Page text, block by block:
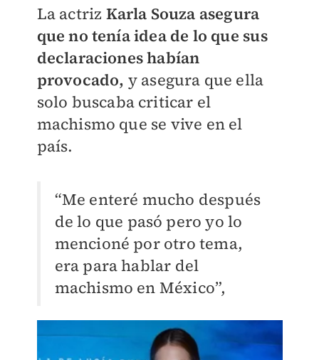
La actriz Karla Souza asegura
que no tenía idea de lo que sus
declaraciones habían
provocado, y asegura que ella
solo buscaba criticar el
machismo que se vive en el
país.
“Me enteré mucho después
de lo que pasó pero yo lo
mencioné por otro tema,
era para hablar del
machismo en México”,